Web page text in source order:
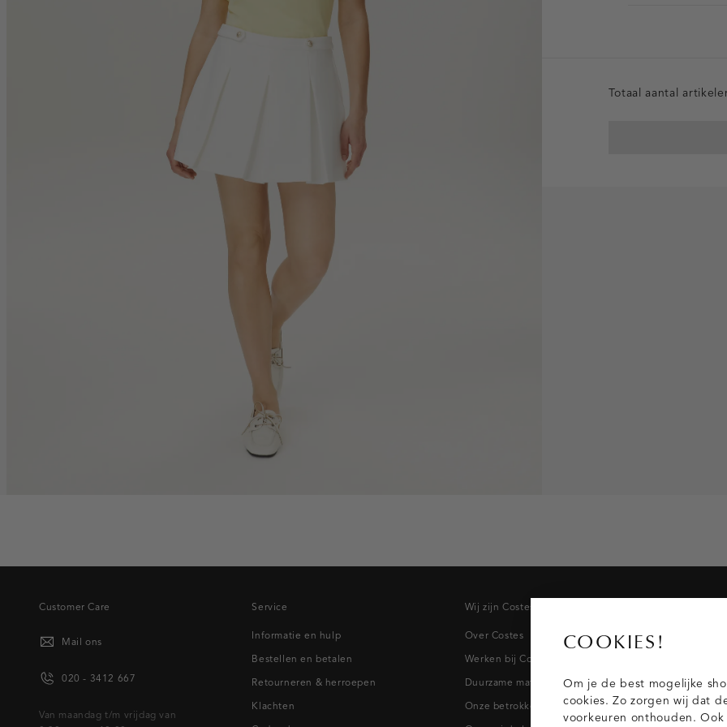
Totaal aantal
Customer Care
Mail ons
020 - 3412 667
Van maandag t/m vrijdag van
Service
Informatie en hulp
Bestellen en betalen
Retourneren & herroepen
Klachten
Wij zijn Costes
Over Costes
Werken bij Costes
Duurzame materialen
Onze betrokkenheid
Blazers &
Blouses
COOKIES!
Om je de best mogelijke
cookies. Zo zorgen wij dat
voorkeuren onthouden.